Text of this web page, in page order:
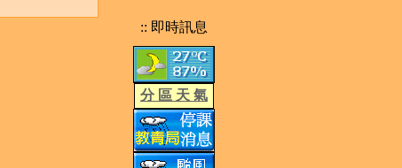
:: 即時訊息
分 區 天 氣